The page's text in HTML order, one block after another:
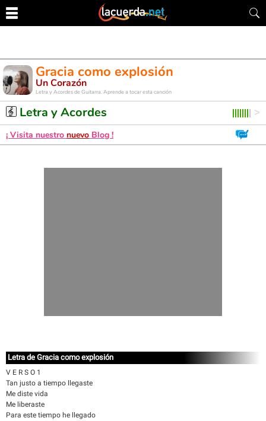
Gracia como explosión
Un Corazón
Letra y Acordes de Guitarra. Aprende a tocar esta canción
Letra y Acordes
¡ Visita nuestro nuevo Blog !
Letra de Gracia como explosión
V E R S O 1
Tan justo a tiempo llegaste
Me diste vida
Me liberaste
Para este tiempo he llegado